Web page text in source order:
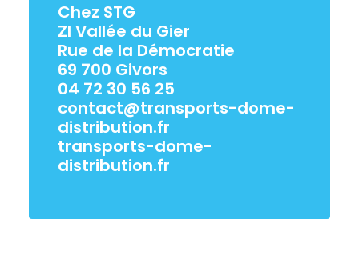
Chez STG
ZI Vallée du Gier
Rue de la Démocratie
69 700 Givors
04 72 30 56 25
contact@transports-dome-
distribution.fr
transports-dome-
distribution.fr